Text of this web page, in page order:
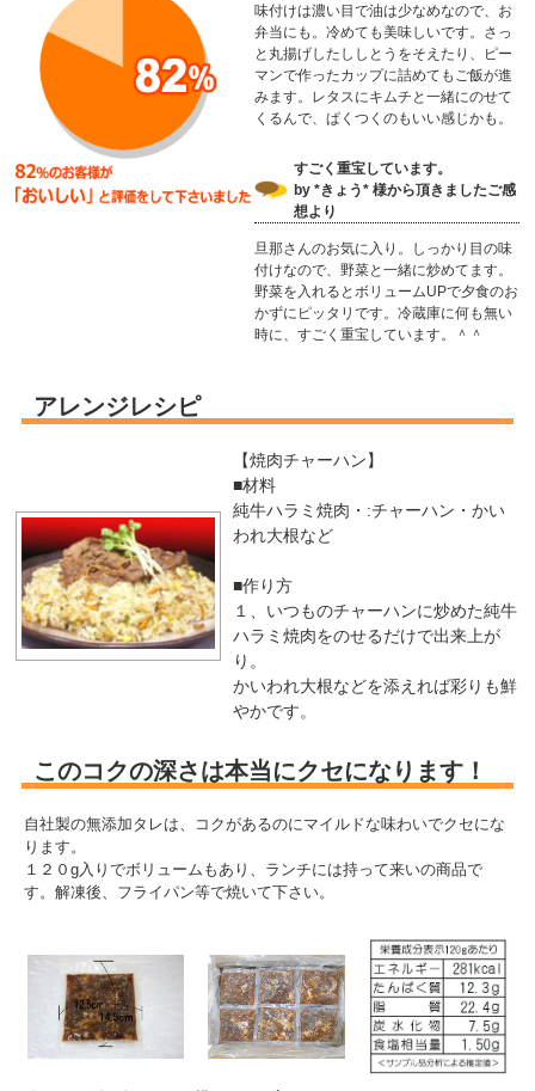
味付けは濃い目で油は少なめなので、お
弁当にも。冷めても美味しいです。さっ
と丸揚げしたししとうをそえたり、ピー
マンで作ったカップに詰めてもご飯が進
みます。レタスにキムチと一緒にのせて
くるんで、ぱくつくのもいい感じかも。
すごく重宝しています。
by *きょう* 様から頂きましたご感
想より
旦那さんのお気に入り。しっかり目の味
付けなので、野菜と一緒に炒めてます。
野菜を入れるとボリュームUPで夕食のお
かずにピッタリです。冷蔵庫に何も無い
時に、すごく重宝しています。＾＾
アレンジレシピ
【焼肉チャーハン】
■材料
純牛ハラミ焼肉・:チャーハン・かい
われ大根など
■作り方
１、いつものチャーハンに炒めた純牛
ハラミ焼肉をのせるだけで出来上が
り。
かいわれ大根などを添えれば彩りも鮮
やかです。
このコクの深さは本当にクセになります！
自社製の無添加タレは、コクがあるのにマイルドな味わいでクセにな
ります。
１２０g入りでボリュームもあり、ランチには持って来いの商品で
す。解凍後、フライパン等で焼いて下さい。